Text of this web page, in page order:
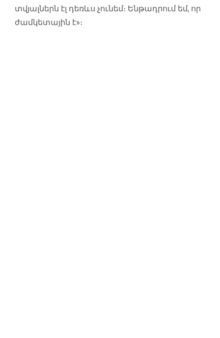
տվյալներն էլ դեռևս չունեմ։ Ենթադրում եմ, որ
ժամկետային է»։